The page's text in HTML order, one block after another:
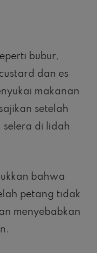
bubur,
dan es
makanan
setelah
di lidah
bahwa
petang tidak
menyebabkan